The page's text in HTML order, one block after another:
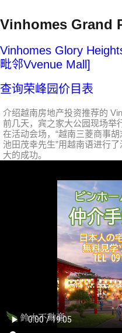
Vinhomes Grand
Vinhomes Glory
毗邻Vvenue Mall]
查询荣峰园价目表
介绍越南房地产投资推荐的
前几天，宾之家大公园现场举
在活动会场，“越南三菱商事
池田茂幸先生”用越南语进行
大的成功。